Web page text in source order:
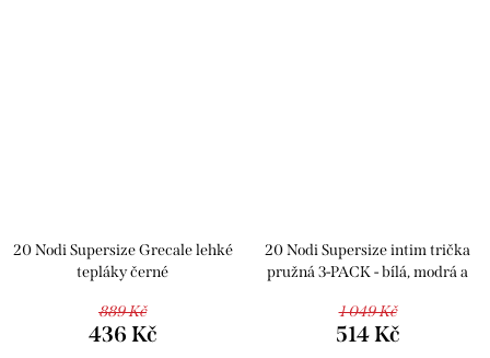
20 Nodi Supersize Grecale lehké
tepláky černé
889 Kč
436 Kč
20 Nodi Supersize intim trička
pružná 3-PACK - bílá, modrá a
1 049 Kč
514 Kč